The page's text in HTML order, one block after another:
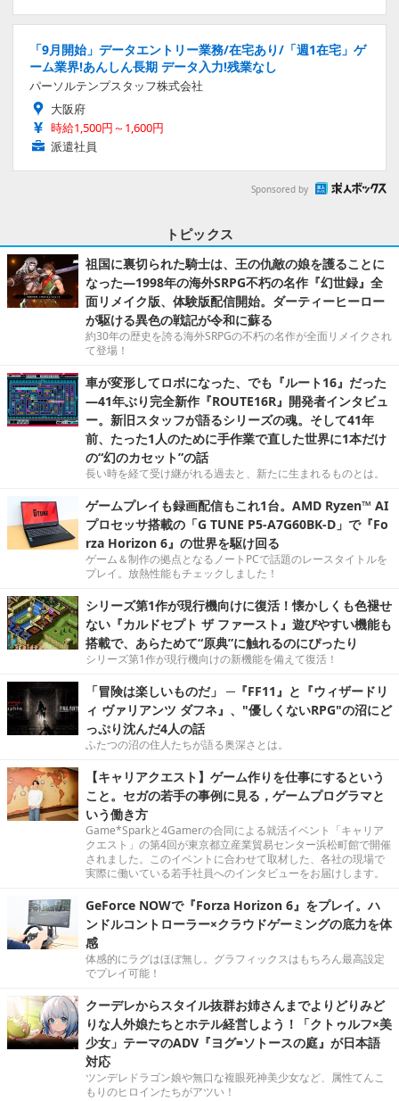
「9月開始」データエントリー業務/在宅あり/「週1在宅」ゲ
ーム業界!あんしん長期 データ入力!残業なし
パーソルテンプスタッフ株式会社
大阪府
時給1,500円～1,600円
派遣社員
Sponsored by
トピックス
祖国に裏切られた騎士は、王の仇敵の娘を護ることに
なった―1998年の海外SRPG不朽の名作『幻世録』全
面リメイク版、体験版配信開始。ダーティーヒーロー
が駆ける異色の戦記が令和に蘇る
約30年の歴史を誇る海外SRPGの不朽の名作が全面リメイクされ
て登場！
車が変形してロボになった、でも『ルート16』だった
―41年ぶり完全新作『ROUTE16R』開発者インタビュ
ー。新旧スタッフが語るシリーズの魂。そして41年
前、たった1人のために手作業で直した世界に1本だけ
の“幻のカセット”の話
長い時を経て受け継がれる過去と、新たに生まれるものとは。
ゲームプレイも録画配信もこれ1台。AMD Ryzen™ AI
プロセッサ搭載の「G TUNE P5-A7G60BK-D」で『Fo
rza Horizon 6』の世界を駆け回る
ゲーム＆制作の拠点となるノートPCで話題のレースタイトルを
プレイ。放熱性能もチェックしました！
シリーズ第1作が現行機向けに復活！懐かしくも色褪せ
ない『カルドセプト ザ ファースト』遊びやすい機能も
搭載で、あらためて“原典”に触れるのにぴったり
シリーズ第1作が現行機向けの新機能を備えて復活！
「冒険は楽しいものだ」 ─『FF11』と『ウィザードリ
ィ ヴァリアンツ ダフネ』、"優しくないRPG"の沼にど
っぷり沈んだ4人の話
ふたつの沼の住人たちが語る奥深さとは。
【キャリアクエスト】ゲーム作りを仕事にするという
こと。セガの若手の事例に見る，ゲームプログラマと
いう働き方
Game*Sparkと4Gamerの合同による就活イベント「キャリア
クエスト」の第4回が東京都立産業貿易センター浜松町館で開催
されました。このイベントに合わせて取材した、各社の現場で
実際に働いている若手社員へのインタビューをお届けします。
GeForce NOWで『Forza Horizon 6』をプレイ。ハ
ンドルコントローラー×クラウドゲーミングの底力を体
感
体感的にラグはほぼ無し。グラフィックスはもちろん最高設定
でプレイ可能！
クーデレからスタイル抜群お姉さんまでよりどりみど
りな人外娘たちとホテル経営しよう！「クトゥルフ×美
少女」テーマのADV『ヨグ=ソトースの庭』が日本語
対応
ツンデレドラゴン娘や無口な複眼死神美少女など、属性てんこ
もりのヒロインたちがアツい！